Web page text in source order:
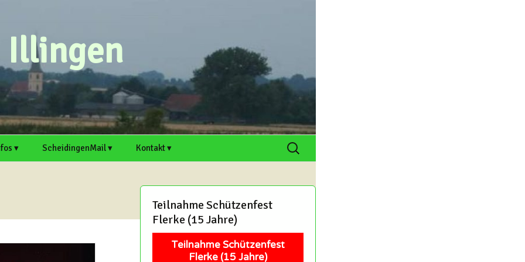
Illingen
▾
Welver.de
Illingen auf Welver.de
sind immer
ScheidingenMail ▾ Kontakt ▾
Artikel einreichen
Termin einreichen
Mitschreiber und Hobby-
Suchen
nach:
Teilnahme Schützenfest
Flerke (15 Jahre)
Teilnahme Schützenfest
Flerke (15 Jahre)